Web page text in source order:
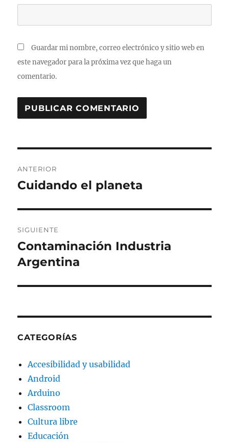
Guardar mi nombre, correo electrónico y sitio web en
este navegador para la próxima vez que haga un
comentario.
de
ANTERIOR
Entrada
Cuidando el planeta
SIGUIENTE
Entrada
siguiente:
Contaminación Industria
Argentina
CATEGORÍAS
Accesibilidad y usabilidad
Android
Arduino
Classroom
Cultura libre
Educación